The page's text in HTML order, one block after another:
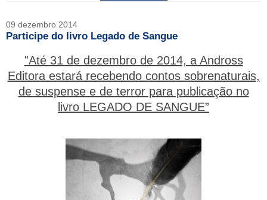
09 dezembro 2014
Participe do livro Legado de Sangue
"Até 31 de dezembro de 2014, a Andross
Editora estará recebendo contos sobrenaturais,
de suspense e de terror para publicação no
livro LEGADO DE SANGUE”